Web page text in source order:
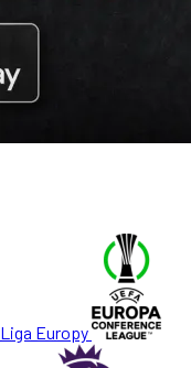
Liga Europy